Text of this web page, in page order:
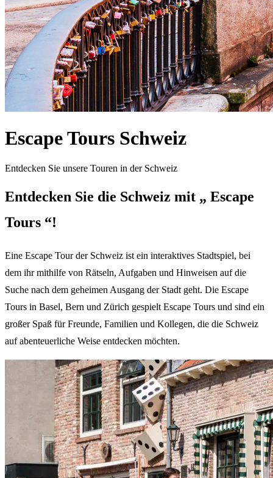
Escape Tours Schweiz
Entdecken Sie unsere Touren in der Schweiz
Entdecken Sie die Schweiz mit „ Escape
Tours “!
Eine Escape Tour der Schweiz ist ein interaktives Stadtspiel, bei
dem ihr mithilfe von Rätseln, Aufgaben und Hinweisen auf die
Suche nach dem geheimen Ausgang der Stadt geht. Die Escape
Tours in Basel, Bern und Zürich gespielt Escape Tours und sind ein
großer Spaß für Freunde, Familien und Kollegen, die die Schweiz
auf abenteuerliche Weise entdecken möchten.